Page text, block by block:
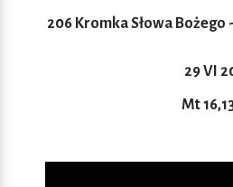
206 Kromka Słowa Bożego
29 VI
Mt